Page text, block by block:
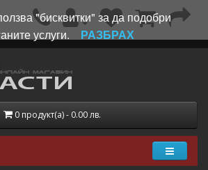
0 продукт(а) - 0.00 лв.
"бисквитки" за да подобри
услуги.
РАЗБРАХ